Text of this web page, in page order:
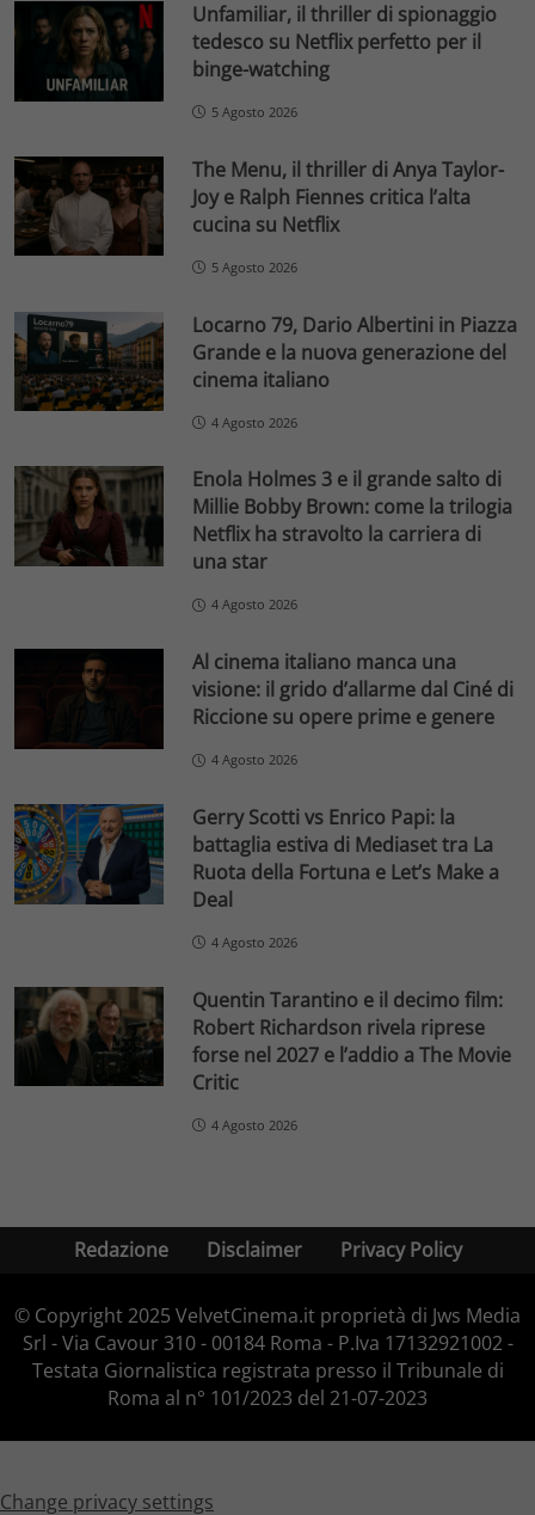
Unfamiliar, il thriller di spionaggio
tedesco su Netflix perfetto per il
binge-watching
5 Agosto 2026
The Menu, il thriller di Anya Taylor-
Joy e Ralph Fiennes critica l’alta
cucina su Netflix
5 Agosto 2026
Locarno 79, Dario Albertini in Piazza
Grande e la nuova generazione del
cinema italiano
4 Agosto 2026
Enola Holmes 3 e il grande salto di
Millie Bobby Brown: come la trilogia
Netflix ha stravolto la carriera di
una star
4 Agosto 2026
Al cinema italiano manca una
visione: il grido d’allarme dal Ciné di
Riccione su opere prime e genere
4 Agosto 2026
Gerry Scotti vs Enrico Papi: la
battaglia estiva di Mediaset tra La
Ruota della Fortuna e Let’s Make a
Deal
4 Agosto 2026
Quentin Tarantino e il decimo film:
Robert Richardson rivela riprese
forse nel 2027 e l’addio a The Movie
Critic
4 Agosto 2026
Redazione Disclaimer Privacy Policy
© Copyright 2025 VelvetCinema.it proprietà di Jws Media
Srl - Via Cavour 310 - 00184 Roma - P.Iva 17132921002 -
Testata Giornalistica registrata presso il Tribunale di
Roma al n° 101/2023 del 21-07-2023
Change privacy settings